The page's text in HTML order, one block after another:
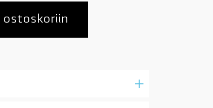
ostoskoriin